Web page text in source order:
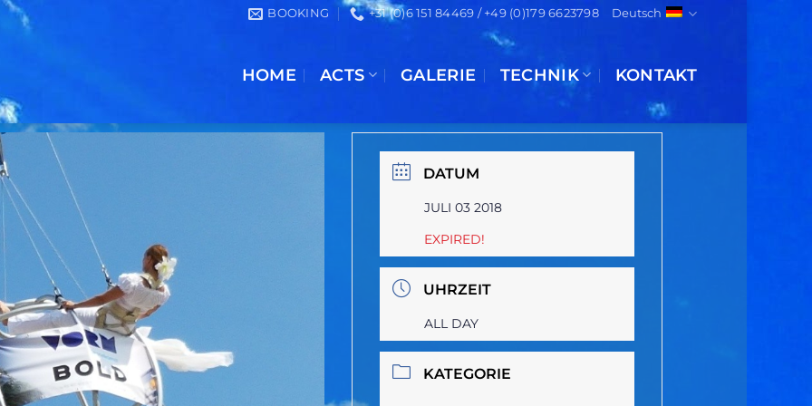
BOOKING +31 (0)6 151 84469 / +49 (0)179 6623798 Deutsch
HOME ACTS GALERIE TECHNIK KONTAKT
DATUM
JULI 03 2018
EXPIRED!
UHRZEIT
ALL DAY
KATEGORIE